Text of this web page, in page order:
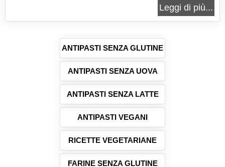
Leggi di più...
ANTIPASTI SENZA GLUTINE
ANTIPASTI SENZA UOVA
ANTIPASTI SENZA LATTE
ANTIPASTI VEGANI
RICETTE VEGETARIANE
FARINE SENZA GLUTINE